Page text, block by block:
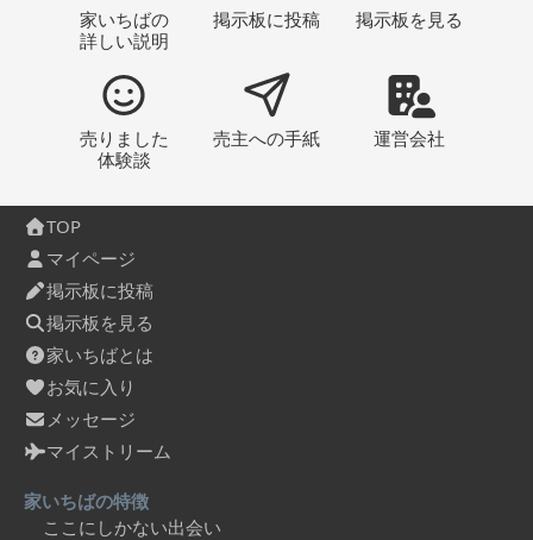
家いちばの
詳しい説明
掲示板に投稿 掲示板 を見る
売りました
体験談
売主への手紙 運営会社
TOP
マイページ
掲示板に投稿
掲示板を見る
家いちばとは
お気に入り
メッセージ
マイストリーム
家いちばの特徴
ここにしかない出会い